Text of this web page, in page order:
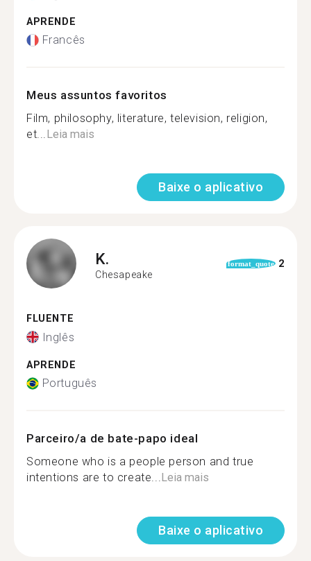
APRENDE
Francês
Meus assuntos favoritos
Film, philosophy, literature, television, religion,
et...Leia mais
Baixe o aplicativo
K.
Chesapeake
format_quote 2
FLUENTE
Inglês
APRENDE
Português
Parceiro/a de bate-papo ideal
Someone who is a people person and true
intentions are to create...Leia mais
Baixe o aplicativo